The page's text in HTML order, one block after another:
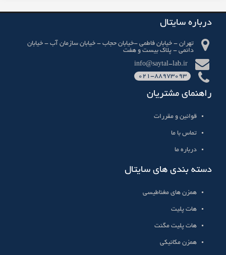
درباره سایتال
تهران - خیابان فاطمی -خیابان حجاب - خیابان سازمان آب - خیابان
دائمی - پلاک بیست و هفت
info@saytal-lab.ir
021-88973093
راهنمای مشتریان
قوانین و مقررات
تماس با ما
درباره ما
دسته بندی های سایتال
همزن های مغناطیسی
هات پلیت
هات پلیت مگنت
همزن مکانیکی